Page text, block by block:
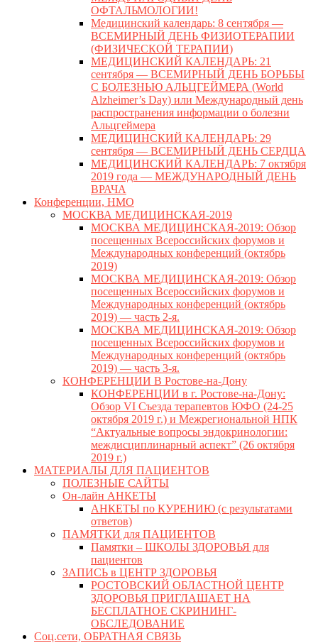
ОФТАЛЬМОЛОГИИ!
Медицинский календарь: 8 сентября —
ВСЕМИРНЫЙ ДЕНЬ ФИЗИОТЕРАПИИ
(ФИЗИЧЕСКОЙ ТЕРАПИИ)
МЕДИЦИНСКИЙ КАЛЕНДАРЬ: 21
сентября — ВСЕМИРНЫЙ ДЕНЬ БОРЬБЫ
С БОЛЕЗНЬЮ АЛЬЦГЕЙМЕРА (World
Alzheimer’s Day) или Международный день
распространения информации о болезни
Альцгеймера
МЕДИЦИНСКИЙ КАЛЕНДАРЬ: 29
сентября — ВСЕМИРНЫЙ ДЕНЬ СЕРДЦА
МЕДИЦИНСКИЙ КАЛЕНДАРЬ: 7 октября
2019 года — МЕЖДУНАРОДНЫЙ ДЕНЬ
ВРАЧА
Конференции, НМО
МОСКВА МЕДИЦИНСКАЯ-2019
МОСКВА МЕДИЦИНСКАЯ-2019: Обзор
посещенных Всероссийских форумов и
Международных конференций (октябрь
2019)
МОСКВА МЕДИЦИНСКАЯ-2019: Обзор
посещенных Всероссийских форумов и
Международных конференций (октябрь
2019) — часть 2-я.
МОСКВА МЕДИЦИНСКАЯ-2019: Обзор
посещенных Всероссийских форумов и
Международных конференций (октябрь
2019) — часть 3-я.
КОНФЕРЕНЦИИ В Ростове-на-Дону
КОНФЕРЕНЦИИ в г. Ростове-на-Дону:
Обзор VI Съезда терапевтов ЮФО (24-25
октября 2019 г.) и Межрегиональной НПК
“Актуальные вопросы эндокринологии:
междисциплинарный аспект” (26 октября
2019 г.)
МАТЕРИАЛЫ ДЛЯ ПАЦИЕНТОВ
ПОЛЕЗНЫЕ САЙТЫ
Он-лайн АНКЕТЫ
АНКЕТЫ по КУРЕНИЮ (с результатами
ответов)
ПАМЯТКИ для ПАЦИЕНТОВ
Памятки – ШКОЛЫ ЗДОРОВЬЯ для
пациентов
ЗАПИСЬ в ЦЕНТР ЗДОРОВЬЯ
РОСТОВСКИЙ ОБЛАСТНОЙ ЦЕНТР
ЗДОРОВЬЯ ПРИГЛАШАЕТ НА
БЕСПЛАТНОЕ СКРИНИНГ-
ОБСЛЕДОВАНИЕ
Соц.сети, ОБРАТНАЯ СВЯЗЬ